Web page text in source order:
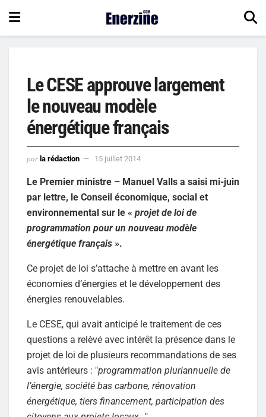
Le CESE approuve largement
le nouveau modèle
énergétique français
par la rédaction 15 juillet 2014
Le Premier ministre – Manuel Valls a saisi mi-juin
par lettre, le Conseil économique, social et
environnemental sur le « projet de loi de
programmation pour un nouveau modèle
énergétique français ».
Ce projet de loi s’attache à mettre en avant les
économies d’énergies et le développement des
énergies renouvelables.
Le CESE, qui avait anticipé le traitement de ces
questions a relèvé avec intérêt la présence dans le
projet de loi de plusieurs recommandations de ses
avis antérieurs : "programmation pluriannuelle de
l’énergie, société bas carbone, rénovation
énergétique, tiers financement, participation des